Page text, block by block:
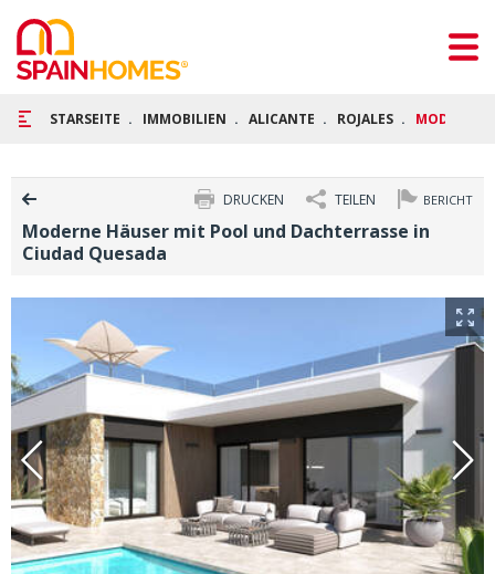
STARSEITE IMMOBILIEN ALICANTE ROJALES MODERNE
BERICHT
TEILEN
DRUCKEN
Moderne Häuser mit Pool und Dachterrasse in
Ciudad Quesada